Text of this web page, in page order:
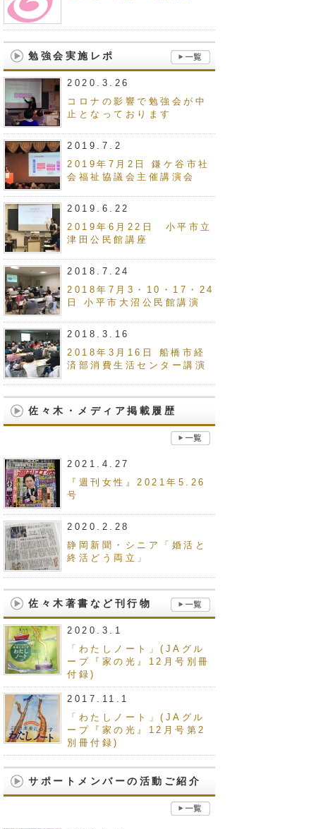
勉強会実施レポ
2020.3.26
コロナの影響で勉強会が中
止となっております
2019.7.2
2019年7月2日 鎌ケ谷市社
会福祉協議会主催講演会
2019.6.22
2019年6月22日 小平市立
津田公民館講座
2018.7.24
2018年7月3・10・17・24
日 小平市大沼公民館講演
2018.3.16
2018年3月16日 船橋市経
済部消費生活センター講演
佐々木・メディア掲載履歴
2021.4.27
『週刊女性』2021年5.26
号
2020.2.28
静岡新聞・シニア「婚活と
終活どう両立」
佐々木著書など刊行物
2020.3.1
「わたしノート」(JAグル
ープ『家の光』12月号別冊
付録)
2017.11.1
「わたしノート」(JAグル
ープ『家の光』12月号第2
別冊付録)
サポートメンバーの活動ご紹介